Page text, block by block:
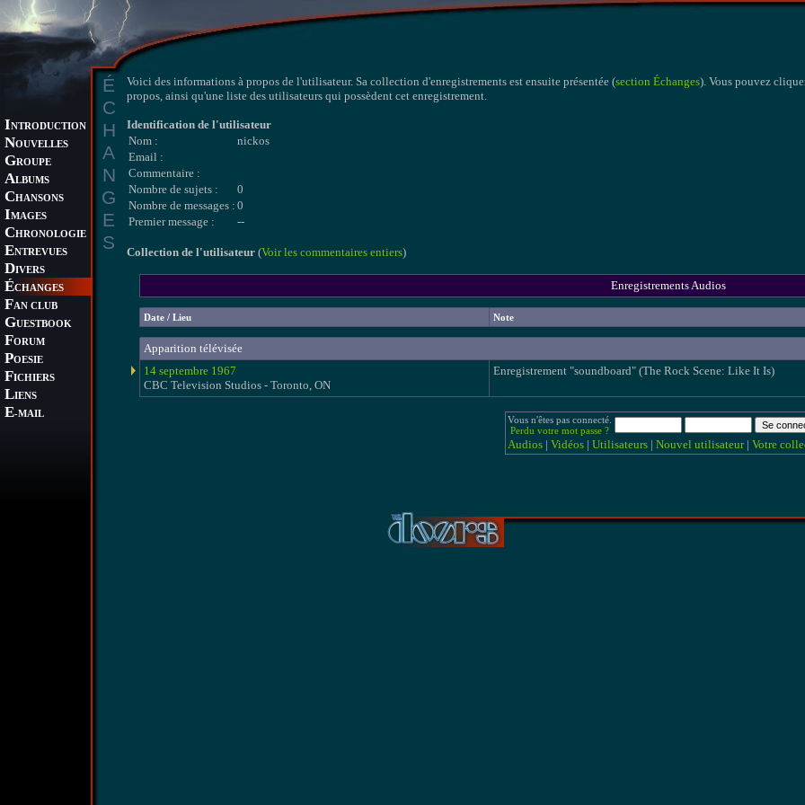
INTRODUCTION
NOUVELLES
GROUPE
ALBUMS
CHANSONS
IMAGES
CHRONOLOGIE
ENTREVUES
DIVERS
ÉCHANGES
FAN CLUB
GUESTBOOK
FORUM
POESIE
FICHIERS
LIENS
E-MAIL
É
C
H
A
N
G
E
S
Voici des informations à propos de l'utilisateur. Sa collection d'enregistrements est ensuite présentée (section Échanges). Vous pouvez
propos, ainsi qu'une liste des utilisateurs qui possèdent cet enregistrement.
Identification de l'utilisateur
Nom :
nickos
Email :
Commentaire :
Nombre de sujets :
0
Nombre de messages : 0
Premier message :
--
Collection de l'utilisateur (Voir les commentaires entiers)
Enregistrements Audios
Date / Lieu Note
Apparition télévisée
14 septembre 1967
CBC Television Studios - Toronto, ON
Enregistrement "soundboard" (The Rock Scene: Like It Is)
Vous n'êtes pas connecté.
Perdu votre mot passe ?
Audios| Vidéos| Utilisateurs| Nouvel utilisateur| Votre